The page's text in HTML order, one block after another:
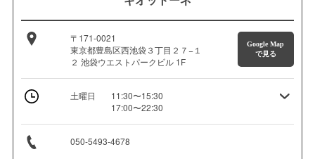
〒171-0021
東京都豊島区西池袋３丁目２７−１
２ 池袋ウエストパークビル 1F
Google Map
で見る
土曜日
11:30〜15:30
17:00〜22:30
050-5493-4678